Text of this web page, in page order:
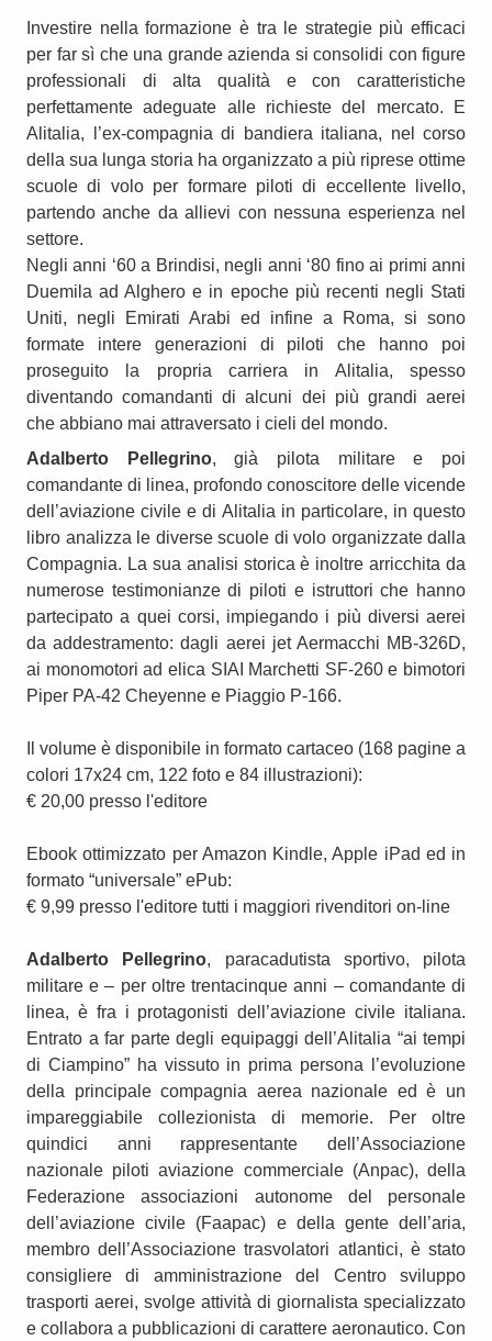
Investire nella formazione è tra le strategie più efficaci
per far sì che una grande azienda si consolidi con figure
professionali di alta qualità e con caratteristiche
perfettamente adeguate alle richieste del mercato. E
Alitalia, l’ex-compagnia di bandiera italiana, nel corso
della sua lunga storia ha organizzato a più riprese ottime
scuole di volo per formare piloti di eccellente livello,
partendo anche da allievi con nessuna esperienza nel
settore.
Negli anni ‘60 a Brindisi, negli anni ‘80 fino ai primi anni
Duemila ad Alghero e in epoche più recenti negli Stati
Uniti, negli Emirati Arabi ed infine a Roma, si sono
formate intere generazioni di piloti che hanno poi
proseguito la propria carriera in Alitalia, spesso
diventando comandanti di alcuni dei più grandi aerei
che abbiano mai attraversato i cieli del mondo.
Adalberto Pellegrino, già pilota militare e poi
comandante di linea, profondo conoscitore delle vicende
dell’aviazione civile e di Alitalia in particolare, in questo
libro analizza le diverse scuole di volo organizzate dalla
Compagnia. La sua analisi storica è inoltre arricchita da
numerose testimonianze di piloti e istruttori che hanno
partecipato a quei corsi, impiegando i più diversi aerei
da addestramento: dagli aerei jet Aermacchi MB-326D,
ai monomotori ad elica SIAI Marchetti SF-260 e bimotori
Piper PA-42 Cheyenne e Piaggio P-166.
Il volume è disponibile in formato cartaceo (168 pagine a
colori 17x24 cm, 122 foto e 84 illustrazioni):
€ 20,00 presso l'editore
Ebook ottimizzato per Amazon Kindle, Apple iPad ed in
formato “universale” ePub:
€ 9,99 presso l'editore tutti i maggiori rivenditori on-line
Adalberto Pellegrino, paracadutista sportivo, pilota
militare e – per oltre trentacinque anni – comandante di
linea, è fra i protagonisti dell’aviazione civile italiana.
Entrato a far parte degli equipaggi dell’Alitalia “ai tempi
di Ciampino” ha vissuto in prima persona l’evoluzione
della principale compagnia aerea nazionale ed è un
impareggiabile collezionista di memorie. Per oltre
quindici anni rappresentante dell’Associazione
nazionale piloti aviazione commerciale (Anpac), della
Federazione associazioni autonome del personale
dell’aviazione civile (Faapac) e della gente dell’aria,
membro dell’Associazione trasvolatori atlantici, è stato
consigliere di amministrazione del Centro sviluppo
trasporti aerei, svolge attività di giornalista specializzato
e collabora a pubblicazioni di carattere aeronautico. Con